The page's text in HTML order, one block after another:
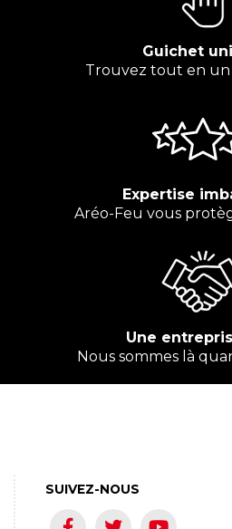
Guichet
Trouvez tout en
Expertise
Aréo-Feu vous
Une
Nous sommes là
SUIVEZ-NOUS